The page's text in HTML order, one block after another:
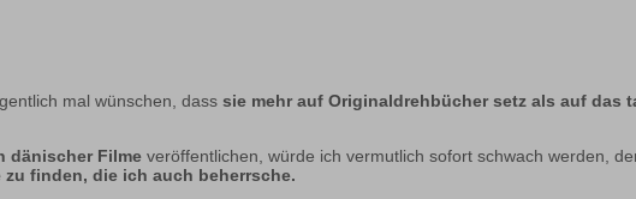
mal wünschen, dass sie mehr auf Originaldrehbücher setz als auf das
dänischer Filme veröffentlichen, würde ich vermutlich sofort schwach werden,
finden, die ich auch beherrsche.